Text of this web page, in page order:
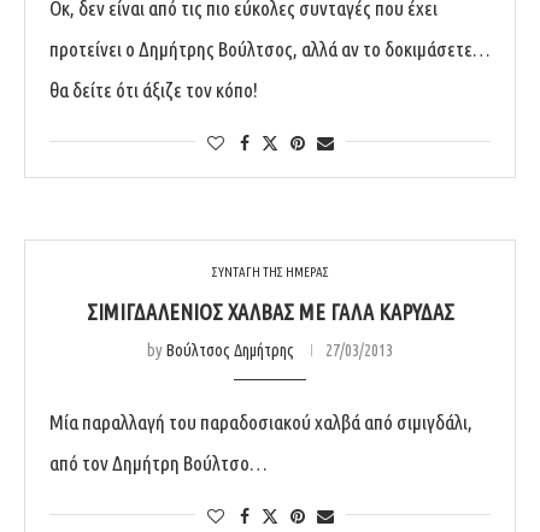
Οκ, δεν είναι από τις πιο εύκολες συνταγές που έχει
προτείνει ο Δημήτρης Βούλτσος, αλλά αν το δοκιμάσετε…
θα δείτε ότι άξιζε τον κόπο!
ΣΥΝΤΑΓΗ ΤΗΣ ΗΜΕΡΑΣ
ΣΙΜΙΓΔΑΛΈΝΙΟΣ ΧΑΛΒΆΣ ΜΕ ΓΆΛΑ ΚΑΡΎΔΑΣ
byΒούλτσος Δημήτρης 27/03/2013
Μία παραλλαγή του παραδοσιακού χαλβά από σιμιγδάλι,
από τον Δημήτρη Βούλτσο…